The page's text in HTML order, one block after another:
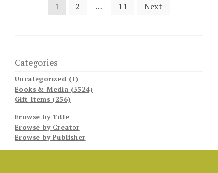
1 2 … 11 Next
Categories
Uncategorized (1)
Books & Media (3524)
Gift Items (256)
Browse by Title
Browse by Creator
Browse by Publisher